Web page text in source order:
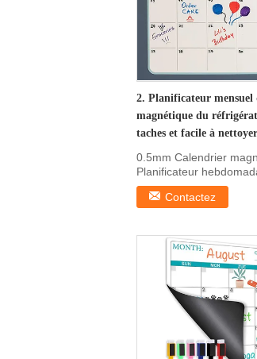
2. Planificateur mensuel
magnétique du
taches et facile à nettoyer
0.5mm Calendrier
Planificateur
sec magnétique ...
Contactez